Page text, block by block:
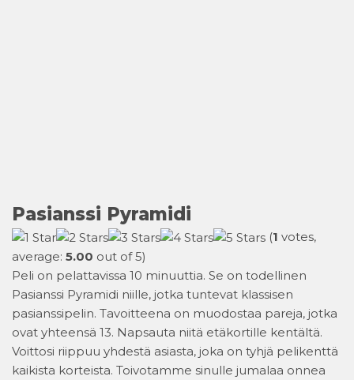
Pasianssi Pyramidi
(1 votes,
average: 5.00 out of 5)
Peli on pelattavissa 10 minuuttia. Se on todellinen
Pasianssi Pyramidi niille, jotka tuntevat klassisen
pasianssipelin. Tavoitteena on muodostaa pareja, jotka
ovat yhteensä 13. Napsauta niitä etäkortille kentältä.
Voittosi riippuu yhdestä asiasta, joka on tyhjä pelikenttä
kaikista korteista. Toivotamme sinulle jumalaa onnea